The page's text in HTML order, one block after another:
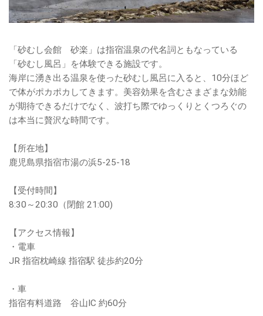
「砂むし会館 砂楽」は指宿温泉の代名詞ともなっている
「砂むし風呂」を体験できる施設です。
海岸に湧き出る温泉を使った砂むし風呂に入ると、10分ほど
で体がポカポカしてきます。美容効果を含むさまざまな効能
が期待できるだけでなく、波打ち際でゆっくりとくつろぐの
は本当に贅沢な時間です。
【所在地】
鹿児島県指宿市湯の浜5-25-18
【受付時間】
8:30～20:30（閉館 21:00)
【アクセス情報】
・電車
JR 指宿枕崎線 指宿駅 徒歩約20分
・車
指宿有料道路 谷山IC 約60分